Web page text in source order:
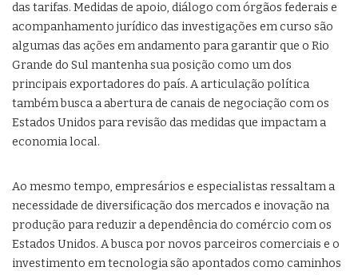
das tarifas. Medidas de apoio, diálogo com órgãos federais e
acompanhamento jurídico das investigações em curso são
algumas das ações em andamento para garantir que o Rio
Grande do Sul mantenha sua posição como um dos
principais exportadores do país. A articulação política
também busca a abertura de canais de negociação com os
Estados Unidos para revisão das medidas que impactam a
economia local.
Ao mesmo tempo, empresários e especialistas ressaltam a
necessidade de diversificação dos mercados e inovação na
produção para reduzir a dependência do comércio com os
Estados Unidos. A busca por novos parceiros comerciais e o
investimento em tecnologia são apontados como caminhos